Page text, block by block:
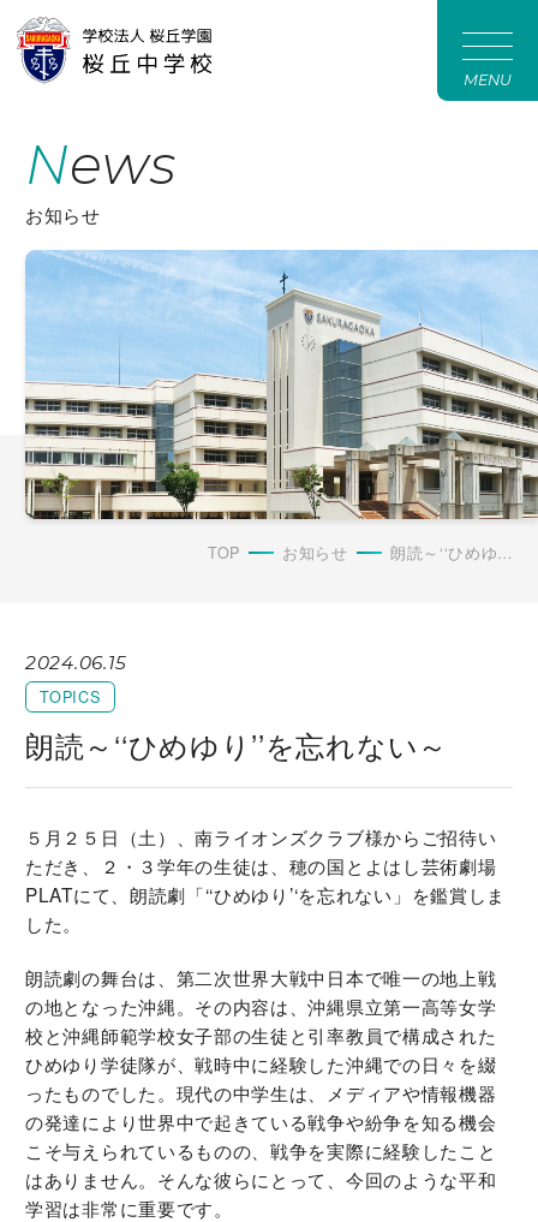
MENU
News
お知らせ
TOP お知らせ 朗読～‘‘ひめゆり’’を忘れない～
2024.06.15
TOPICS
朗読～‘‘ひめゆり’’を忘れない～
５月２５日（土）、南ライオンズクラブ様からご招待い
ただき、２・３学年の生徒は、穂の国とよはし芸術劇場
PLATにて、朗読劇「‘‘ひめゆり’‘を忘れない」を鑑賞しま
した。
朗読劇の舞台は、第二次世界大戦中日本で唯一の地上戦
の地となった沖縄。その内容は、沖縄県立第一高等女学
校と沖縄師範学校女子部の生徒と引率教員で構成された
ひめゆり学徒隊が、戦時中に経験した沖縄での日々を綴
ったものでした。現代の中学生は、メディアや情報機器
の発達により世界中で起きている戦争や紛争を知る機会
こそ与えられているものの、戦争を実際に経験したこと
はありません。そんな彼らにとって、今回のような平和
学習は非常に重要です。